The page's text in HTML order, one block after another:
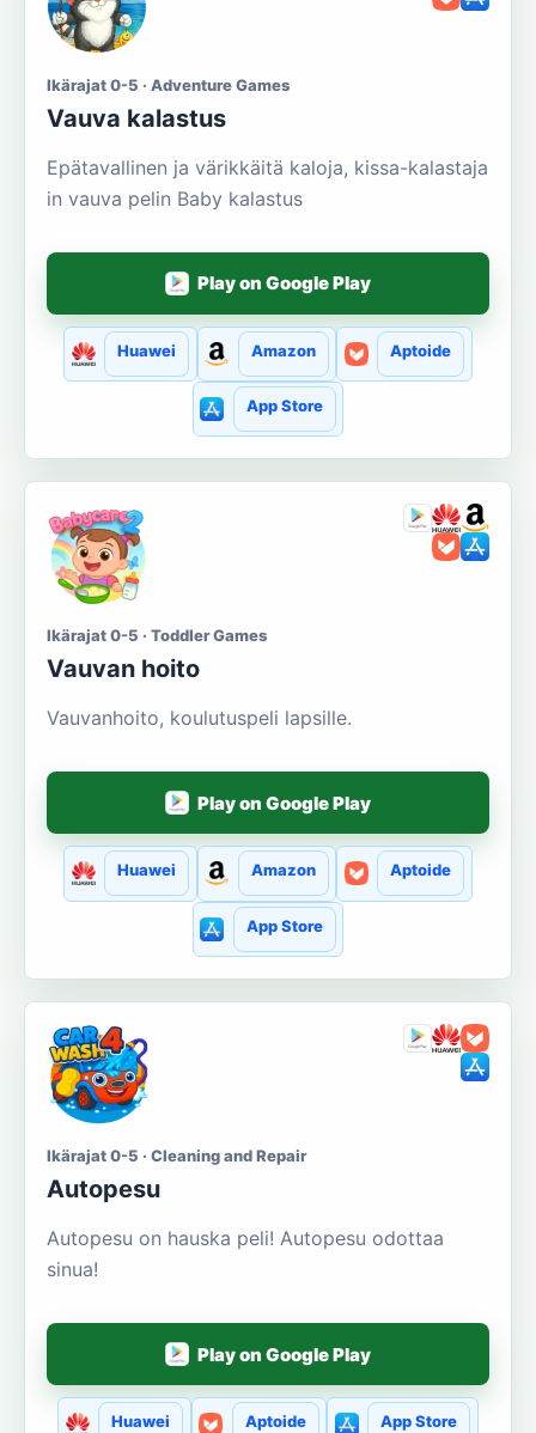
Ikärajat 0-5 · Adventure Games
Vauva kalastus
Epätavallinen ja värikkäitä kaloja, kissa-kalastaja
in vauva pelin Baby kalastus
Play on Google Play
Huawei Amazon Aptoide
App Store
Ikärajat 0-5 · Toddler Games
Vauvan hoito
Vauvanhoito, koulutuspeli lapsille.
Play on Google Play
Huawei Amazon Aptoide
App Store
Ikärajat 0-5 · Cleaning and Repair
Autopesu
Autopesu on hauska peli! Autopesu odottaa
sinua!
Play on Google Play
Huawei Aptoide App Store